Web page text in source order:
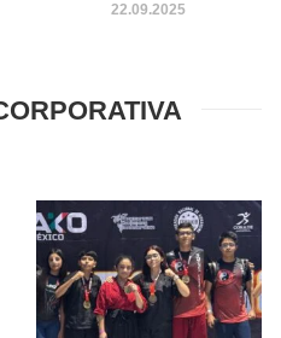
22.09.2025